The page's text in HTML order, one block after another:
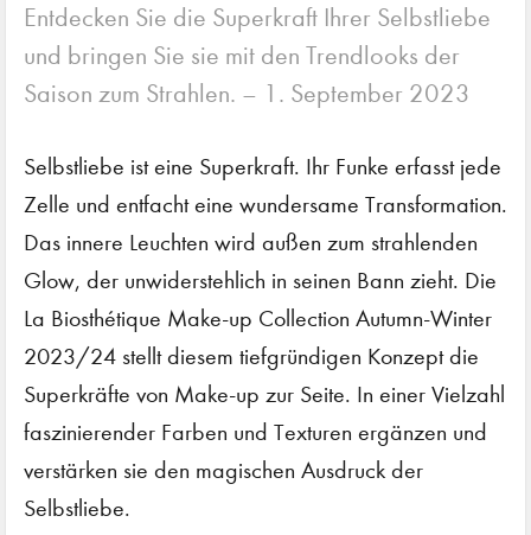
Entdecken Sie die Superkraft Ihrer Selbstliebe
und bringen Sie sie mit den Trendlooks der
Saison zum Strahlen. – 1. September 2023
Selbstliebe ist eine Superkraft. Ihr Funke erfasst jede
Zelle und entfacht eine wundersame Transformation.
Das innere Leuchten wird außen zum strahlenden
Glow, der unwiderstehlich in seinen Bann zieht. Die
La Biosthétique Make-up Collection Autumn-Winter
2023/24 stellt diesem tiefgründigen Konzept die
Superkräfte von Make-up zur Seite. In einer Vielzahl
faszinierender Farben und Texturen ergänzen und
verstärken sie den magischen Ausdruck der
Selbstliebe.